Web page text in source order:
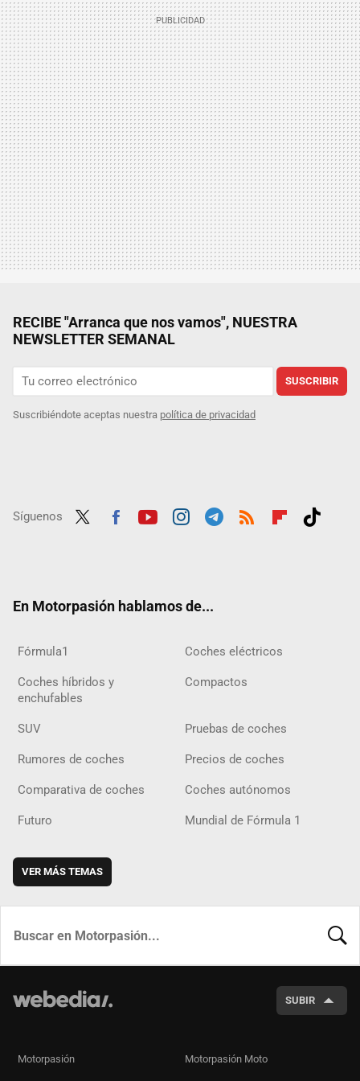
RECIBE "Arranca que nos vamos", NUESTRA
NEWSLETTER SEMANAL
SUSCRIBIR
Suscribiéndote aceptas nuestra política de privacidad
Síguenos
En Motorpasión hablamos de...
Fórmula1 Coches eléctricos
Coches híbridos y
enchufables
Compactos
SUV Pruebas de coches
Rumores de coches Precios de coches
Comparativa de coches Coches autónomos
Futuro Mundial de Fórmula 1
VER MÁS TEMAS
SUBIR
Motorpasión Motorpasión Moto